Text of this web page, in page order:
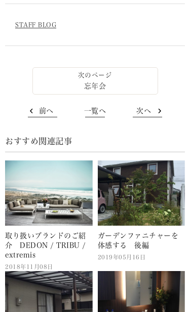
STAFF BLOG
忘年会
前へ 一覧へ 次へ
おすすめ関連記事
取り扱いブランドのご紹
介 DEDON / TRIBU /
extremis
2018年11月08日
ガーデンファニチャーを
体感する 後編
2019年05月16日